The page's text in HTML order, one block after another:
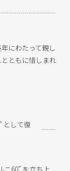
にわたって親し
ともに惜しまれ
として復